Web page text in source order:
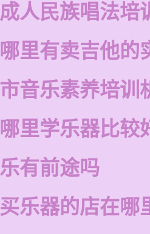
人民族唱法培
里有卖吉他的
音乐素养培训
里学乐器比较
有前途吗
乐器的店在哪